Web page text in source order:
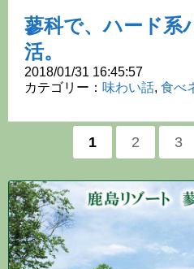
蓼科で、ハード系
活。
2018/01/31 16:45:57
カテゴリー： 味わい話, 食べ
ジ
送
り
ペ
ー
1
ペ
ー
2
ペ
ー
3